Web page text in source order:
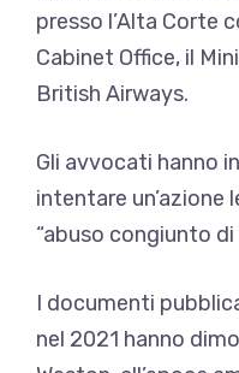
presso l’Alta Corte
Cabinet Office, il
British Airways.
Gli avvocati hanno
intentare un’azione
“abuso congiunto
I documenti
nel 2021 hanno